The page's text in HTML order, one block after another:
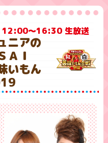
～16:30 生放送
ニアの
ＡＩ
いもん